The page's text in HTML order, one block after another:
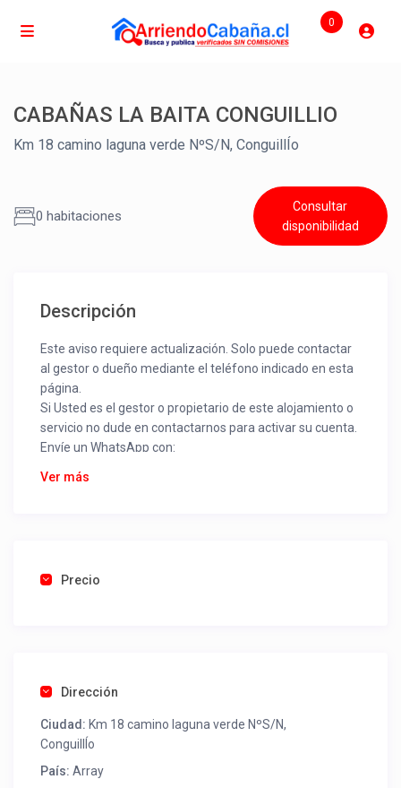
0
CABAÑAS LA BAITA CONGUILLIO
Km 18 camino laguna verde NºS/N, ConguillÍo
0 habitaciones
Consultar
disponibilidad
Descripción
Este aviso requiere actualización. Solo puede contactar
al gestor o dueño mediante el teléfono indicado en esta
página.
Si Usted es el gestor o propietario de este alojamiento o
servicio no dude en contactarnos para activar su cuenta.
Envíe un WhatsApp con:
Nombre alojamiento o servicio
Una foto de cuenta de luz o agua o gas que acredite
como un profesional sin COMISIONES ni ESTAFAS.
Tel contacto propiedad:(56) 452581073
Ver más
Precio
Dirección
Ciudad: Km 18 camino laguna verde NºS/N,
ConguillÍo
País: Array